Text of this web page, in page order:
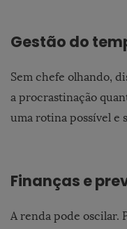
Gestão do
Sem chefe olhando,
a procrastinação
uma rotina possível e
Finanças e
A renda pode oscilar.